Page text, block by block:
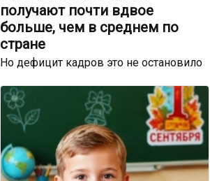
получают почти вдвое
больше, чем в среднем по
стране
Но дефицит кадров это не остановило